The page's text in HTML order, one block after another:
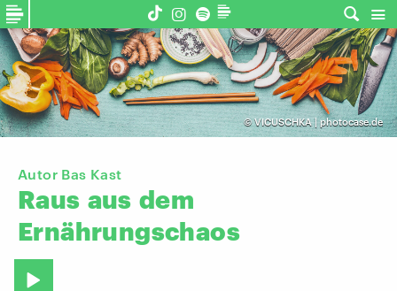
©VICUSCHKA | photocase.de
Autor Bas Kast
Raus aus dem
Ernährungschaos